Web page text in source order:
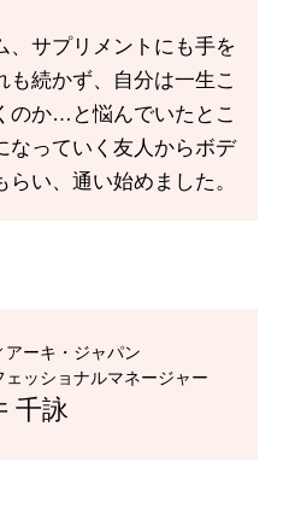
、サプリメントにも手を
も続かず、自分は一生こ
のか…と悩んでいたとこ
なっていく友人からボデ
い、通い始めました。
アーキ・ジャパン
ェッショナルマネージャー
千詠